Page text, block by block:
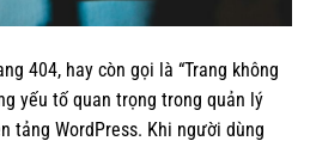
404, hay còn gọi là “Trang không
yếu tố quan trọng trong quản lý
tảng WordPress. Khi người dùng